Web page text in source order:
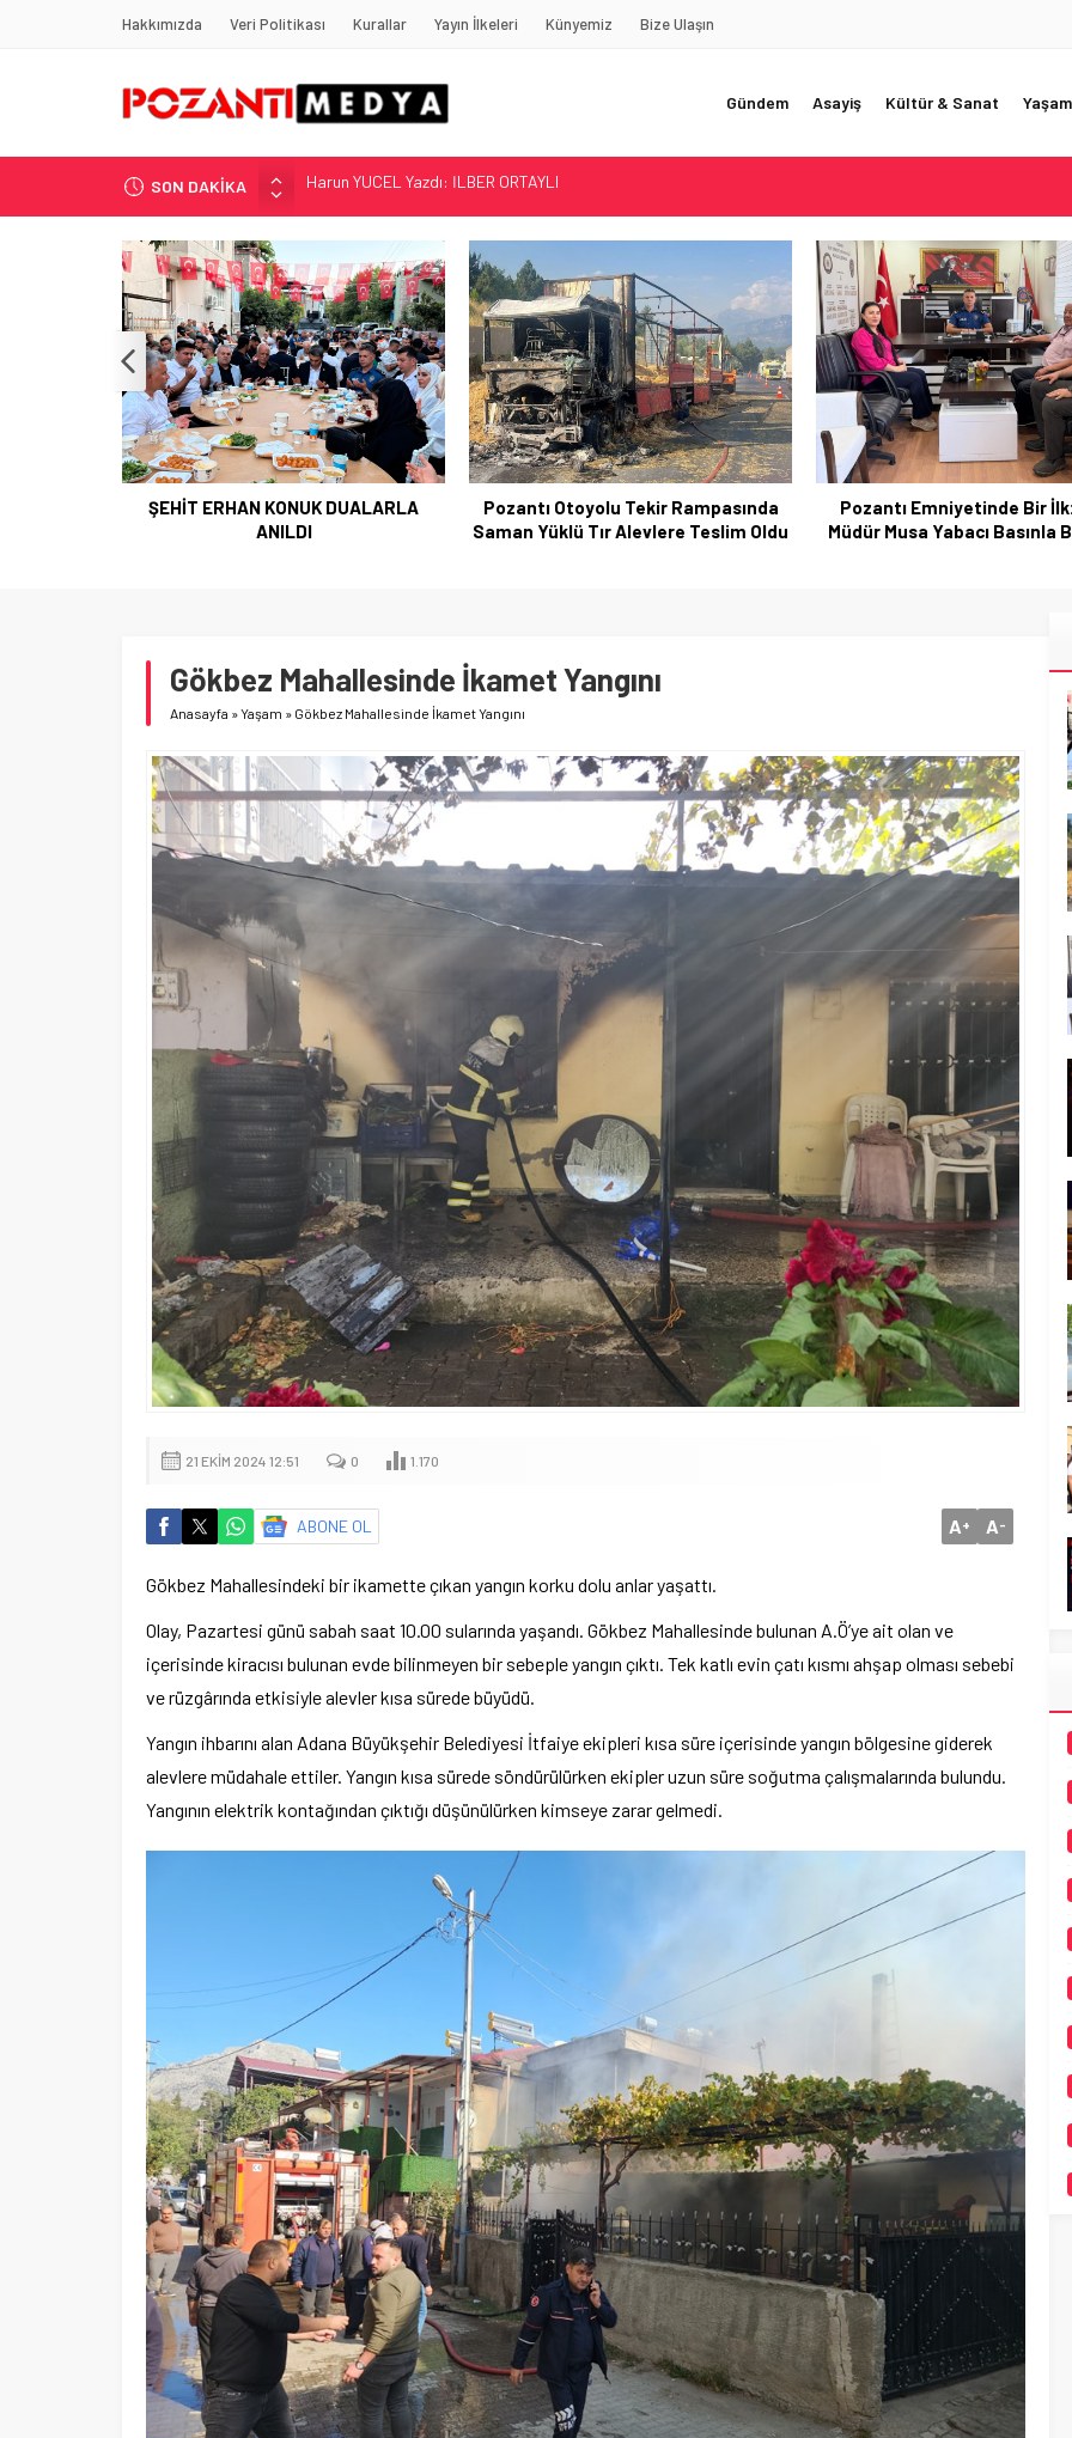
Hakkımızda Veri Politikası Kurallar Yayın İlkeleri Künyemiz Bize Ulaşın
Gündem Asayiş Kültür & Sanat Yaşam
SON DAKİKA
“KILAVUZ HATİCE’NİN MEZARI NEREDE?!!!”
Adana’nın Gizli Cenneti Pozantı Akçatekir Yaylası
Yılmaz Soğutma’dan Buzdolabı Uyarısı
Gaziantep, Mersin ve Adana’da Web Tasarımın Öncüsü GZR Ajans
Harun YÜCEL Yazdı: İLBER ORTAYLI
Pozantı Otoyolu Tekir Rampasında
Saman Yüklü Tır Alevlere Teslim Oldu
Pozantı Emniyetinde Bir İlk: Yeni
Müdür Musa Yabacı Basınla Buluştu
“Çorbacı Deresi” Parkı
Sunuldu
Gökbez Mahallesinde İkamet Yangını
Anasayfa »Yaşam » Gökbez Mahallesinde İkamet Yangını
21 EKIM 2024 12:51 0 1.170
ABONE OL A+ A-
Gökbez Mahallesindeki bir ikamette çıkan yangın korku dolu anlar yaşattı.
Olay, Pazartesi günü sabah saat 10.00 sularında yaşandı. Gökbez Mahallesinde bulunan A.Ö’ye ait olan ve
içerisinde kiracısı bulunan evde bilinmeyen bir sebeple yangın çıktı. Tek katlı evin çatı kısmı ahşap olması sebebi
ve rüzgârında etkisiyle alevler kısa sürede büyüdü.
Yangın ihbarını alan Adana Büyükşehir Belediyesi İtfaiye ekipleri kısa süre içerisinde yangın bölgesine giderek
alevlere müdahale ettiler. Yangın kısa sürede söndürülürken ekipler uzun süre soğutma çalışmalarında bulundu.
Yangının elektrik kontağından çıktığı düşünülürken kimseye zarar gelmedi.